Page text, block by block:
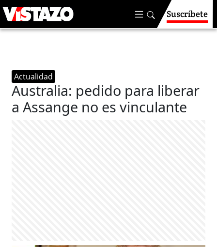
Suscríbete
Actualidad
Australia: pedido para liberar
a Assange no es vinculante